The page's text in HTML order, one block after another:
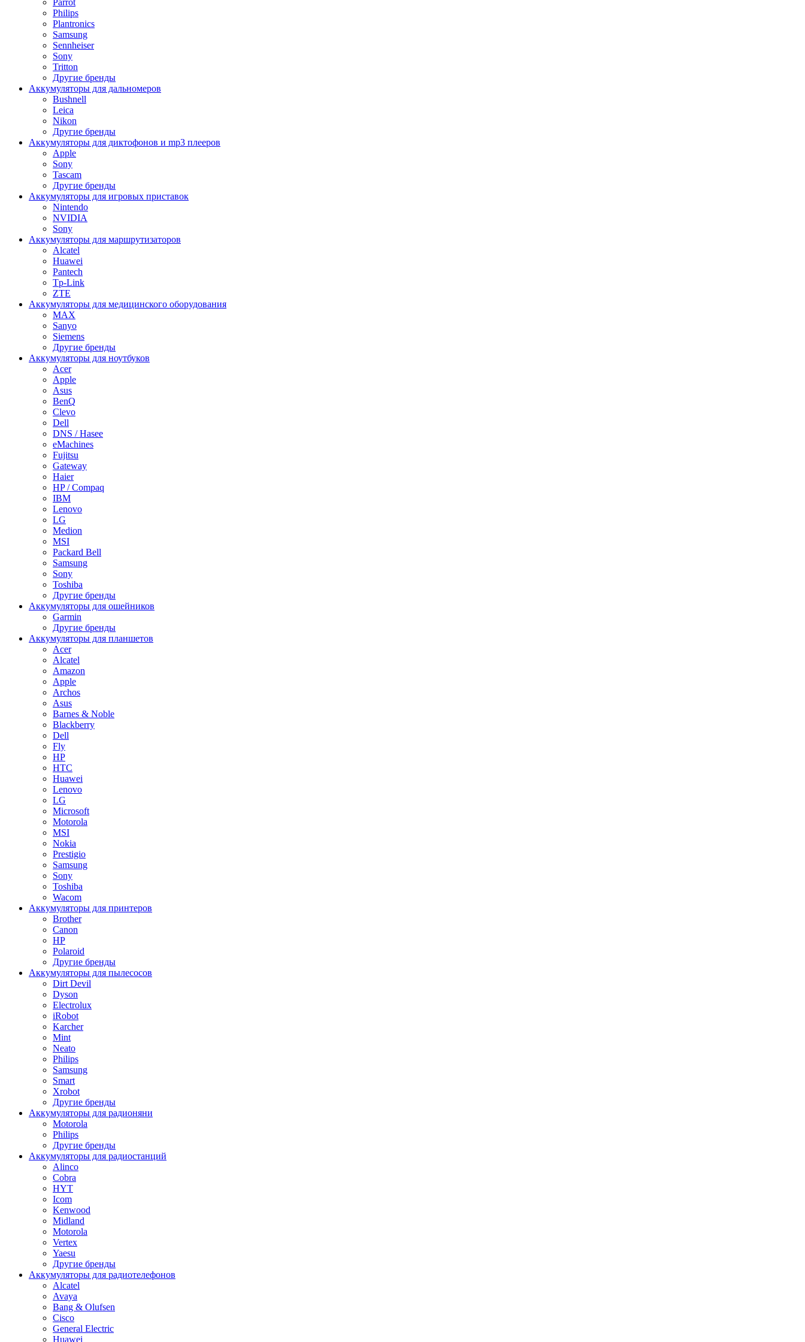
Philips
Plantronics
Samsung
Sennheiser
Sony
Tritton
Другие бренды
Аккумуляторы для дальномеров
Bushnell
Leica
Nikon
Другие бренды
Аккумуляторы для диктофонов и mp3 плееров
Apple
Sony
Tascam
Другие бренды
Аккумуляторы для игровых приставок
Nintendo
NVIDIA
Sony
Аккумуляторы для маршрутизаторов
Alcatel
Huawei
Pantech
Tp-Link
ZTE
Аккумуляторы для медицинского оборудования
MAX
Sanyo
Siemens
Другие бренды
Аккумуляторы для ноутбуков
Acer
Apple
Asus
BenQ
Clevo
Dell
DNS / Hasee
eMachines
Fujitsu
Gateway
Haier
HP / Compaq
IBM
Lenovo
LG
Medion
MSI
Packard Bell
Samsung
Sony
Toshiba
Другие бренды
Аккумуляторы для ошейников
Garmin
Другие бренды
Аккумуляторы для планшетов
Acer
Alcatel
Amazon
Apple
Archos
Asus
Barnes & Noble
Blackberry
Dell
Fly
HP
HTC
Huawei
Lenovo
LG
Microsoft
Motorola
MSI
Nokia
Prestigio
Samsung
Sony
Toshiba
Wacom
Аккумуляторы для принтеров
Brother
Canon
HP
Polaroid
Другие бренды
Аккумуляторы для пылесосов
Dirt Devil
Dyson
Electrolux
iRobot
Karcher
Mint
Neato
Philips
Samsung
Smart
Xrobot
Другие бренды
Аккумуляторы для радионяни
Motorola
Philips
Другие бренды
Аккумуляторы для радиостанций
Alinco
Cobra
HYT
Icom
Kenwood
Midland
Motorola
Vertex
Yaesu
Другие бренды
Аккумуляторы для радиотелефонов
Alcatel
Avaya
Bang & Olufsen
Cisco
General Electric
Huawei